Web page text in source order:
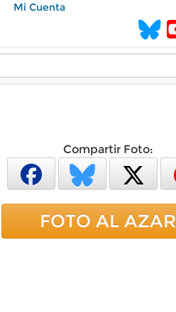
Mi Cuenta
Compartir Foto:
FOTO AL AZAR